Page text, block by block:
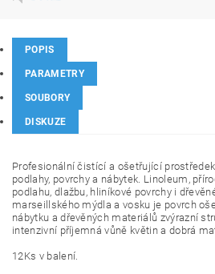
POPIS
PARAMETRY
SOUBORY
DISKUZE
Profesionální čistící a ošetřující
podlahy, povrchy a nábytek. Linoleum,
podlahu, dlažbu, hliníkové povrchy i
marseillského mýdla a vosku je povrch
nábytku a dřevěných materiálů zvýrazní
intenzivní příjemná vůně květin a dobrá
12Ks v balení.